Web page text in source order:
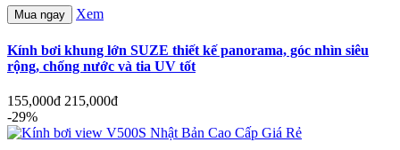
Mua ngay Xem
Kính bơi khung lớn SUZE thiết kế panorama, góc nhìn siêu
rộng, chống nước và tia UV tốt
155,000đ 215,000đ
-29%